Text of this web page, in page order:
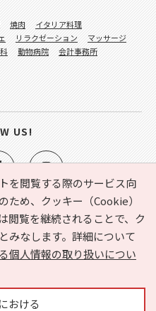
を閲覧する際のサービス向
ため、クッキー（Cookie）
閲覧を継続されることで、ク
みなします。詳細について
個人情報の取り扱いについ
おける
お気に入り
ヘルプ
について
運営会社
関するお問い合わせ
焼肉
イタリア料理
リラクゼーション
マッサージ
動物病院
会計事務所
US!